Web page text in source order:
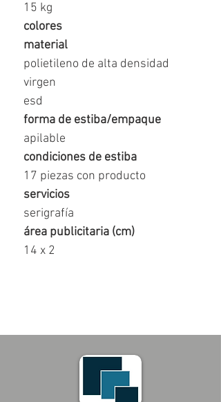
15 kg
colores
material
polietileno de alta densidad
virgen
esd
forma de estiba/empaque
apilable
condiciones de estiba
17 piezas con producto
servicios
serigrafía
área publicitaria (cm)
14 x 2